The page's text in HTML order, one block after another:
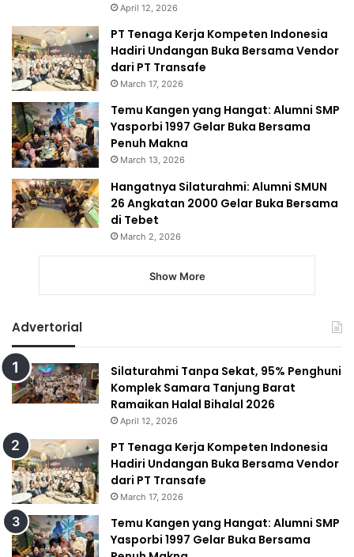
April 12, 2026
PT Tenaga Kerja Kompeten Indonesia
Hadiri Undangan Buka Bersama Vendor
dari PT Transafe
March 17, 2026
Temu Kangen yang Hangat: Alumni SMP
Yasporbi 1997 Gelar Buka Bersama
Penuh Makna
March 13, 2026
Hangatnya Silaturahmi: Alumni SMUN
26 Angkatan 2000 Gelar Buka Bersama
di Tebet
March 2, 2026
Show More
Advertorial
Silaturahmi Tanpa Sekat, 95% Penghuni
Komplek Samara Tanjung Barat
Ramaikan Halal Bihalal 2026
April 12, 2026
PT Tenaga Kerja Kompeten Indonesia
Hadiri Undangan Buka Bersama Vendor
dari PT Transafe
March 17, 2026
Temu Kangen yang Hangat: Alumni SMP
Yasporbi 1997 Gelar Buka Bersama